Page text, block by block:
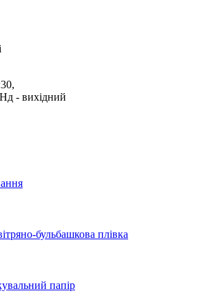
- вихідний
бульбашкова плівка
папір